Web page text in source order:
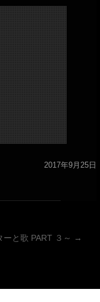
2017年9月25日
と歌 PART ３～ →